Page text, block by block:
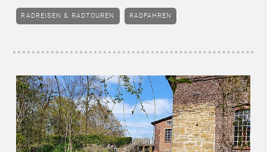
RADREISEN & RADTOUREN RADFAHREN